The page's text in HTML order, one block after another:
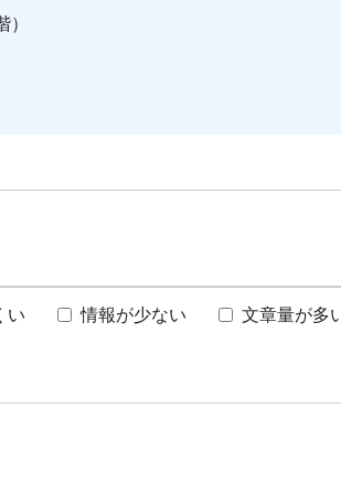
い 情報が少ない 文章量が多